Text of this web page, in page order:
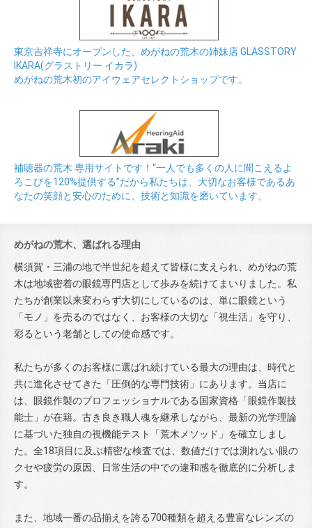
東京吉祥寺にオープンした、めがねの荒木の姉妹店 GLASSTORY
IKARA(グラストリー イカラ)
めがねの荒木初のアイウェアセレクトショップです。
補聴器の荒木 専用サイトです！“一人でも多くの人に聞こえるよ
ろこびを120%提供する”だから私たちは、大切なお客様であるあ
なたの笑顔と安心のために、技術と知識を磨いています。
めがねの荒木、選ばれる理由
横須賀・三浦の地で半世紀を超えて皆様に支えられ、めがねの荒
木は地域密着の眼鏡専門店として歩みを続けてまいりました。私
たちが創業以来変わらず大切にしているのは、単に眼鏡という
「モノ」を売るのではなく、お客様の大切な「視生活」を守り、
彩るという老舗としての使命感です。
私たちが多くのお客様に選ばれ続けている最大の理由は、時代と
共に進化させてきた「圧倒的な専門技術」にあります。当店に
は、眼鏡作製のプロフェッショナルである国家資格「眼鏡作製技
能士」が在籍。古き良き職人魂を継承しながら、最新の光学理論
に基づいた独自の視機能テスト「荒木メソッド」を確立しまし
た。全18項目に及ぶ精密な検査では、数値だけでは測れない眼の
クセや疲労の原因、日常生活の中での違和感を徹底的に分析しま
す。
また、地域一番の品揃えを誇る700種類を超える豊富なレンズの